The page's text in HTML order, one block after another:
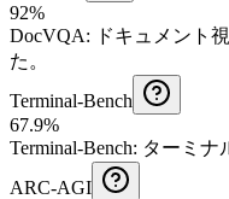
92%
DocVQA: ドキュメント
た。
Terminal-Bench
67.9%
Terminal-Bench: ターミナ
ARC-AGI